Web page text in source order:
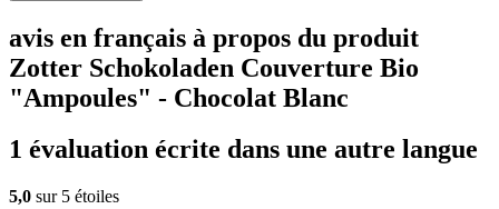
avis en français à propos du produit
Zotter Schokoladen Couverture Bio
"Ampoules" - Chocolat Blanc
1 évaluation écrite dans une autre langue
5,0 sur 5 étoiles